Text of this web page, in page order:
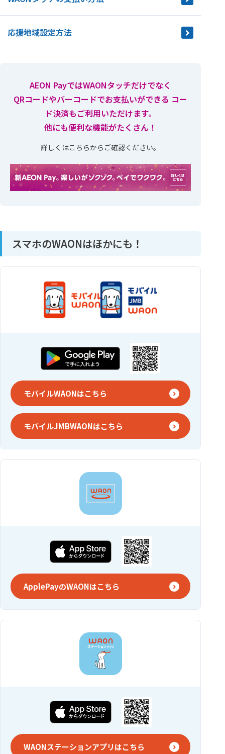
応援地域設定方法
AEON PayではWAONタッチだけでなく
QRコードやバーコードでお支払いができる コー
ド決済もご利用いただけます。
他にも便利な機能がたくさん！
詳しくはこちらからご確認ください。
スマホのWAONはほかにも！
モバイルWAONはこちら
モバイルJMBWAONはこちら
ApplePayのWAONはこちら
WAONステーションアプリはこちら